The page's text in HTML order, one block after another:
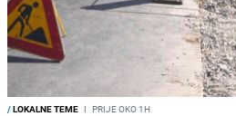
/LOKALNE TEME I PRIJE OKO 1H